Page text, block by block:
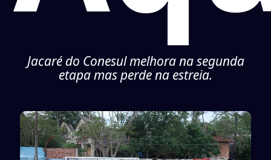
Jacaré do Conesul melhora na segunda
etapa mas perde na estreia.